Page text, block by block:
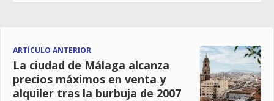
ARTÍCULO ANTERIOR
La ciudad de Málaga alcanza
precios máximos en venta y
alquiler tras la burbuja de 2007